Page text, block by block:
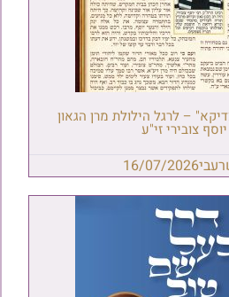
– לרגל הילולת מרן הגאון
יוסף צובירי זי"ע
16/07/2026